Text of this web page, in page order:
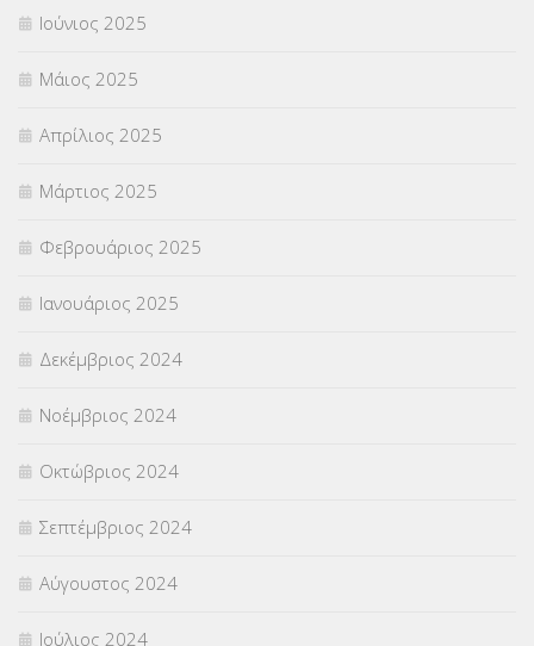
Ιούνιος 2025
Μάιος 2025
Απρίλιος 2025
Μάρτιος 2025
Φεβρουάριος 2025
Ιανουάριος 2025
Δεκέμβριος 2024
Νοέμβριος 2024
Οκτώβριος 2024
Σεπτέμβριος 2024
Αύγουστος 2024
Ιούλιος 2024